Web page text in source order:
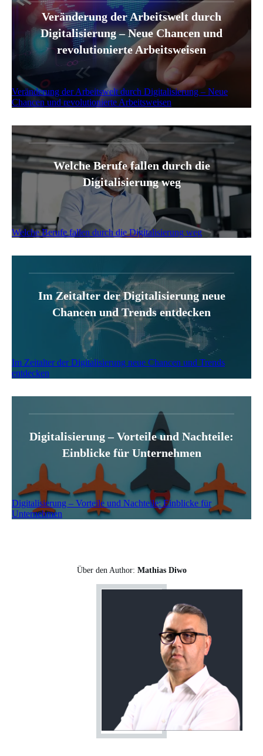
Veränderung der Arbeitswelt durch
Digitalisierung – Neue Chancen und
revolutionierte Arbeitsweisen
Veränderung der Arbeitswelt durch Digitalisierung – Neue
Chancen und revolutionierte Arbeitsweisen
Welche Berufe fallen durch die
Digitalisierung weg
Welche Berufe fallen durch die Digitalisierung weg
Im Zeitalter der Digitalisierung neue
Chancen und Trends entdecken
Im Zeitalter der Digitalisierung neue Chancen und Trends
entdecken
Digitalisierung – Vorteile und Nachteile:
Einblicke für Unternehmen
Digitalisierung – Vorteile und Nachteile: Einblicke für
Unternehmen
Über den Author: Mathias Diwo